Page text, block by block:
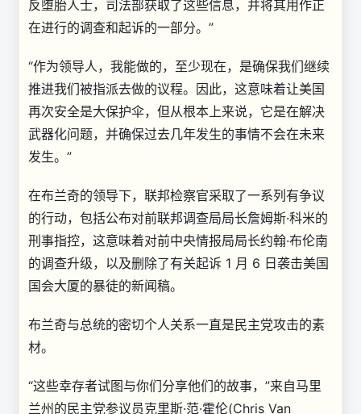
反堕胎人士，司法部获取了这些信息，并将其用作正
在进行的调查和起诉的一部分。”
“作为领导人，我能做的，至少现在，是确保我们继续
推进我们被指派去做的议程。因此，这意味着让美国
再次安全是大保护伞，但从根本上来说，它是在解决
武器化问题，并确保过去几年发生的事情不会在未来
发生。”
在布兰奇的领导下，联邦检察官采取了一系列有争议
的行动，包括公布对前联邦调查局局长詹姆斯·科米的
刑事指控，这意味着对前中央情报局局长约翰·布伦南
的调查升级，以及删除了有关起诉 1 月 6 日袭击美国
国会大厦的暴徒的新闻稿。
布兰奇与总统的密切个人关系一直是民主党攻击的素
材。
“这些幸存者试图与你们分享他们的故事，”来自马里
兰州的民主党参议员克里斯·范·霍伦(Chris Van